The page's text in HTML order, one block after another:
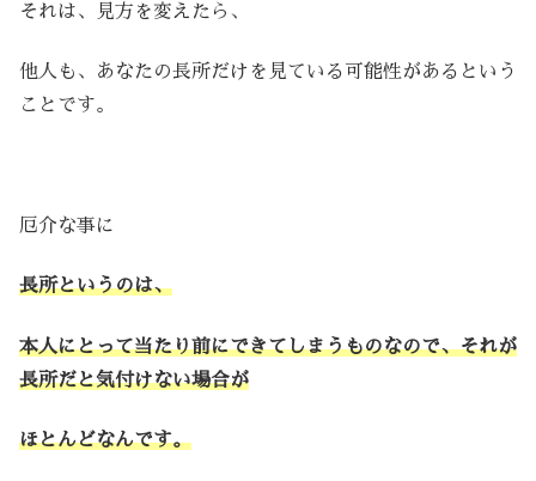
それは、見方を変えたら、
他人も、あなたの長所だけを見ている可能性があるという
ことです。
厄介な事に
長所というのは、
本人にとって当たり前にできてしまうものなので、それが
長所だと気付けない場合が
ほとんどなんです。